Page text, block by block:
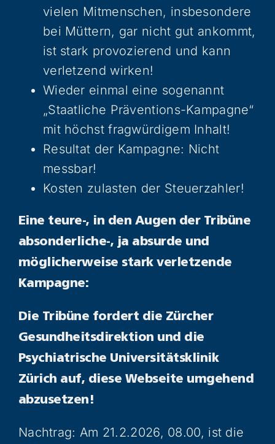
vielen Mitmenschen, insbesondere
bei Müttern, gar nicht gut ankommt,
ist stark provozierend und kann
verletzend wirken!
Wieder einmal eine sogenannt
„Staatliche Präventions-Kampagne“
mit höchst fragwürdigem Inhalt!
Resultat der Kampagne: Nicht
messbar!
Kosten zulasten der Steuerzahler!
Eine teure-, in den Augen der Tribüne
absonderliche-, ja absurde und
möglicherweise stark verletzende
Kampagne:
Die Tribüne fordert die Zürcher
Gesundheitsdirektion und die
Psychiatrische Universitätsklinik
Zürich auf, diese Webseite umgehend
abzusetzen!
Nachtrag: Am 21.2.2026, 08.00, ist die